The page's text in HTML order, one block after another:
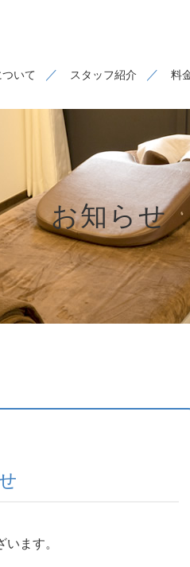
いて スタッフ紹介 料
お知らせ
ます。